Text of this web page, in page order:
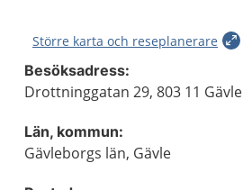
Större karta och reseplanerare
Besöksadress:
Drottninggatan 29, 803 11 Gävle
Län, kommun:
Gävleborgs län, Gävle